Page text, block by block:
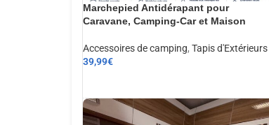
Marchepied Antidérapant pour
Caravane, Camping-Car et Maison
Accessoires de camping, Tapis d'Extérieurs
39,99€